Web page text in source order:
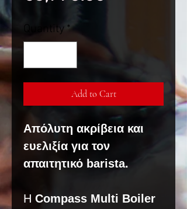
Quantity *
Add to Cart
Απόλυτη ακρίβεια και
ευελιξία για τον
απαιτητικό barista.
Η Compass Multi Boiler